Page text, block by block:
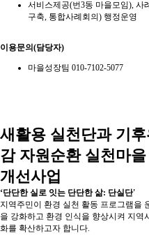
서비스제공(번3동 마을모임), 사
구축, 통합사례회의) 행정운영
이용문의(담당자)
마을성장팀 010-7102-5077
새활용 실천단과 기
감 자원순환 실천마
개선사업
‘단단한 실로 잇는 단단한 삶: 단실단'
지역주민이 환경 실천 활동 프로그램을
을 강화하고 환경 인식을 향상시켜 지역
화를 확산하고자 합니다.